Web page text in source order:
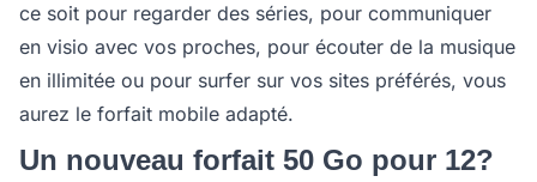
ce soit pour regarder des séries, pour communiquer
en visio avec vos proches, pour écouter de la musique
en illimitée ou pour surfer sur vos sites préférés, vous
aurez le forfait mobile adapté.
Un nouveau forfait 50 Go pour 12?